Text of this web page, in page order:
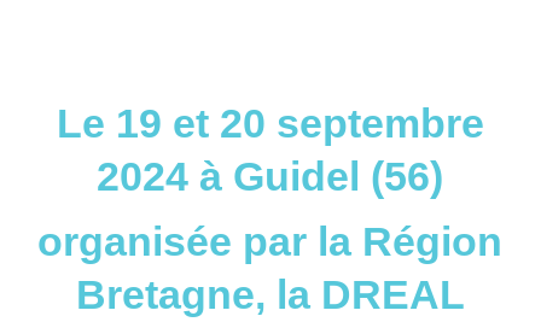
Le 19 et 20 septembre
2024 à Guidel (56)
organisée par la Région
Bretagne, la DREAL